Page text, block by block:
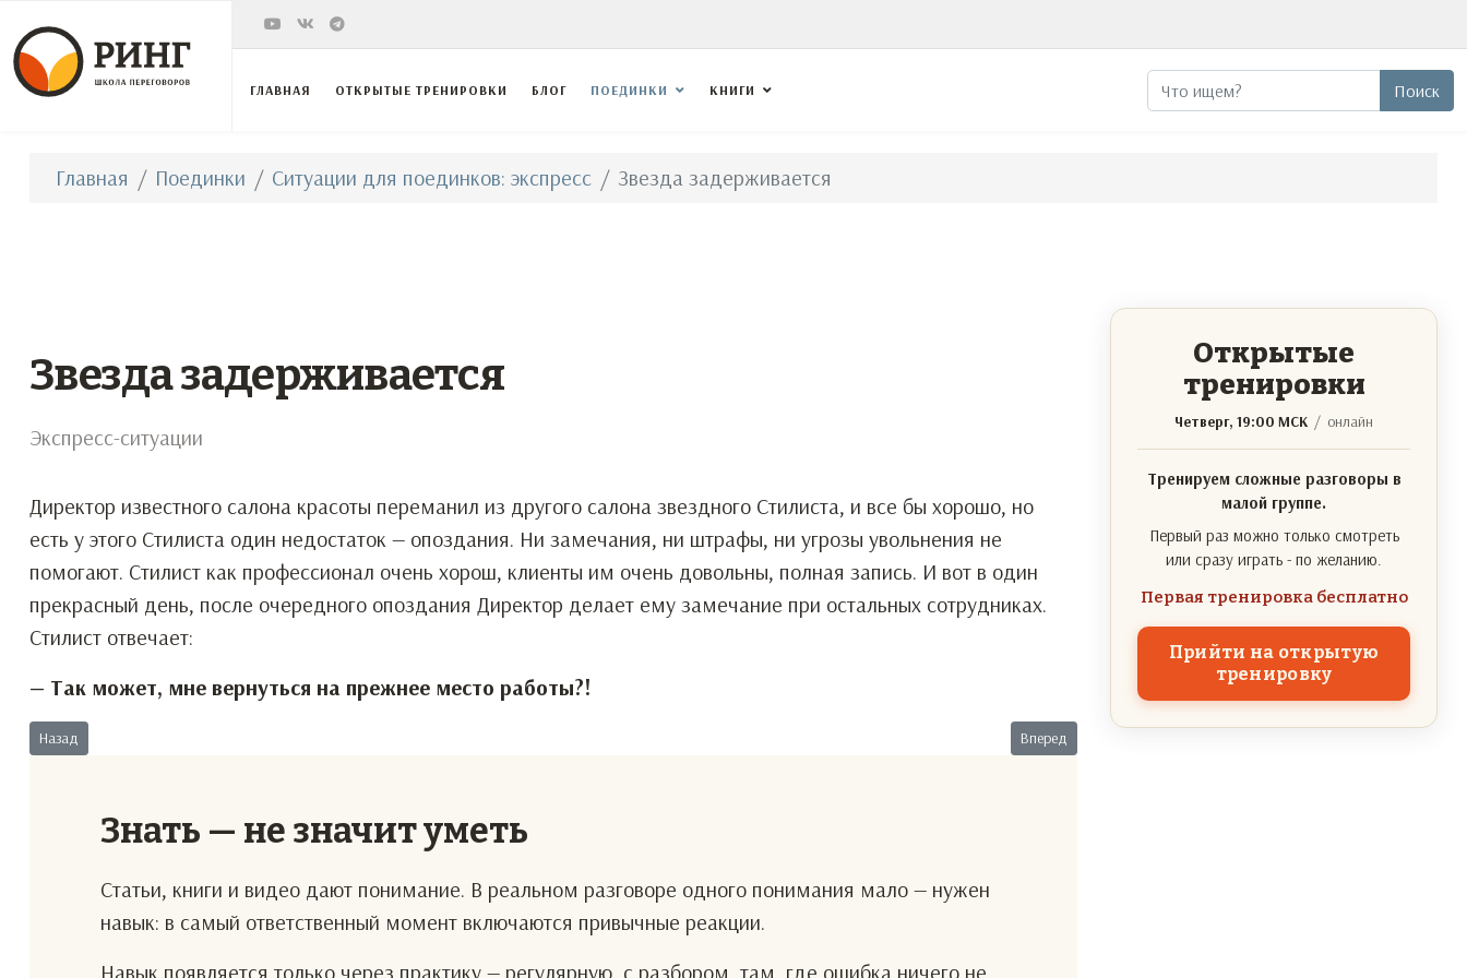
Поиск Поиск
ГЛАВНАЯ ОТКРЫТЫЕ ТРЕНИРОВКИ БЛОГ ПОЕДИНКИ КНИГИ
Главная Поединки Ситуации для поединков: экспресс Звезда задерживается
Звезда задерживается
Экспресс-ситуации
Директор известного салона красоты переманил из другого салона звездного Стилиста, и все бы хорошо, но
есть у этого Стилиста один недостаток — опоздания. Ни замечания, ни штрафы, ни угрозы увольнения не
помогают. Стилист как профессионал очень хорош, клиенты им очень довольны, полная запись. И вот в один
прекрасный день, после очередного опоздания Директор делает ему замечание при остальных сотрудниках.
Стилист отвечает:
— Так может, мне вернуться на прежнее место работы?!
Предыдущий: Зачем возвращаться к прежнему?
Назад Следующий: Зимняя парковка
Вперед
Знать — не значит уметь
Статьи, книги и видео дают понимание. В реальном разговоре одного понимания мало — нужен
навык: в самый ответственный момент включаются привычные реакции.
Навык появляется только через практику — регулярную, с разбором, там, где ошибка ничего не
Открытые
тренировки
Четверг, 19:00 МСК / онлайн
Тренируем сложные разговоры в
малой группе.
Первый раз можно только смотреть
или сразу играть - по желанию.
Первая тренировка бесплатно
Прийти на открытую
тренировку